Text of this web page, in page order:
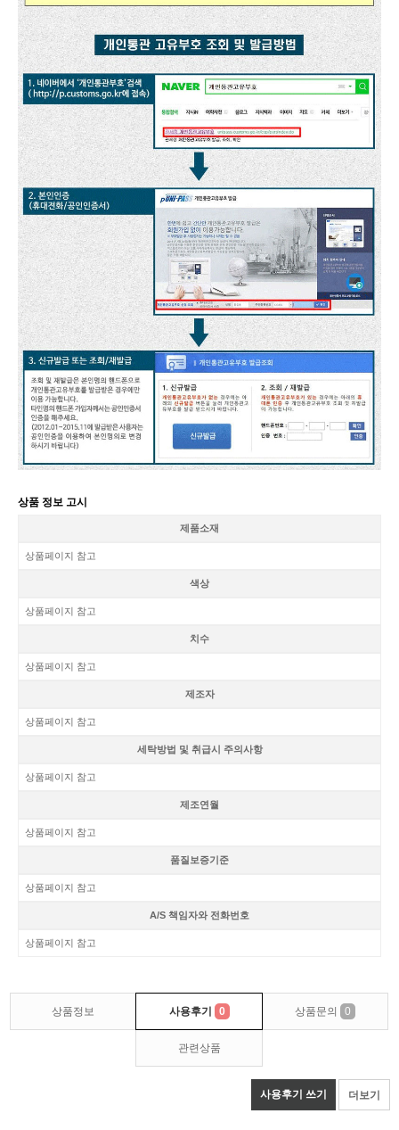
상품 정보 고시
제품소재
상품페이지 참고
색상
상품페이지 참고
치수
상품페이지 참고
제조자
상품페이지 참고
세탁방법 및 취급시 주의사항
상품페이지 참고
제조연월
상품페이지 참고
품질보증기준
상품페이지 참고
A/S 책임자와 전화번호
상품페이지 참고
상품정보 사용후기 0 상품문의 0
관련상품
사용후기 쓰기 더보기